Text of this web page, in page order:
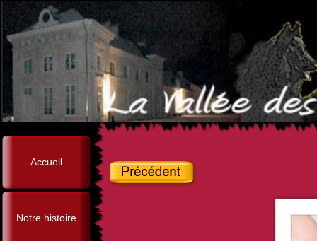
Accueil
Notre histoire